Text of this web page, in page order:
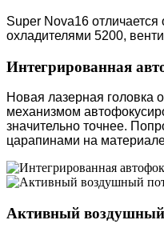
Super Nova16
охладителями 5200,
Интегрированная
Новая лазерная головка
механизмом
значительно точнее.
царапинами на
Активный